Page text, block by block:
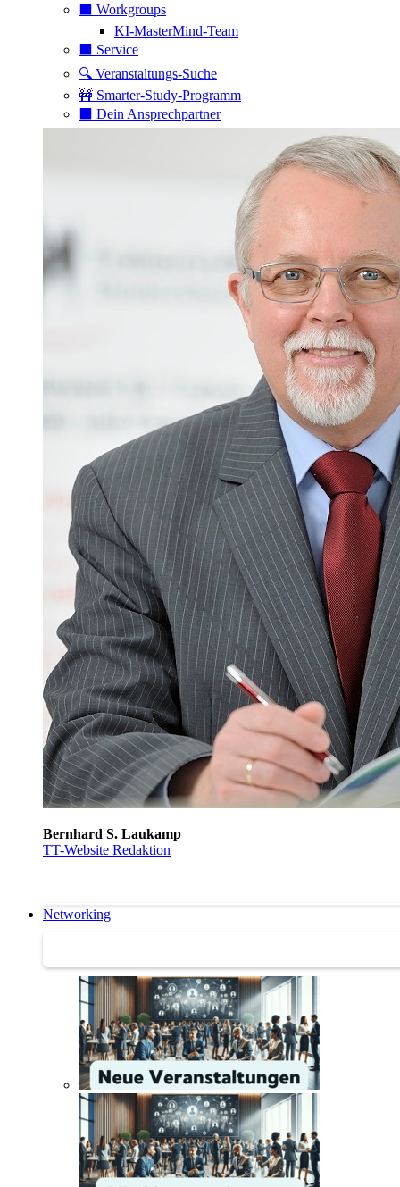
⬛️ Workgroups
KI-MasterMind-Team
⬛️ Service
🔍 Veranstaltungs-Suche
🚧 Smarter-Study-Programm
⬛️ Dein Ansprechpartner
Bernhard S. Laukamp
TT-Website Redaktion
Networking